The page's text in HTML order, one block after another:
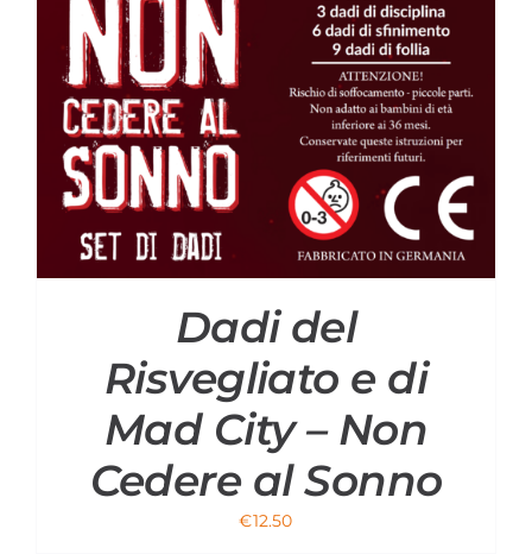
Dadi del
Risvegliato e di
Mad City – Non
Cedere al Sonno
€12.50